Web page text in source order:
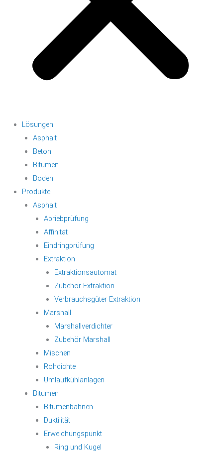
Lösungen
Asphalt
Beton
Bitumen
Boden
Produkte
Asphalt
Abriebprüfung
Affinität
Eindringprüfung
Extraktion
Extraktionsautomat
Zubehör Extraktion
Verbrauchsgüter Extraktion
Marshall
Marshallverdichter
Zubehör Marshall
Mischen
Rohdichte
Umlaufkühlanlagen
Bitumen
Bitumenbahnen
Duktilität
Erweichungspunkt
Ring und Kugel